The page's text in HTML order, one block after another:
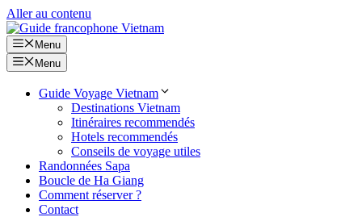
Aller au contenu
Menu
Menu
Guide Voyage Vietnam
Destinations Vietnam
Itinéraires recommendés
Hotels recommendés
Conseils de voyage utiles
Randonnées Sapa
Boucle de Ha Giang
Comment réserver ?
Contact